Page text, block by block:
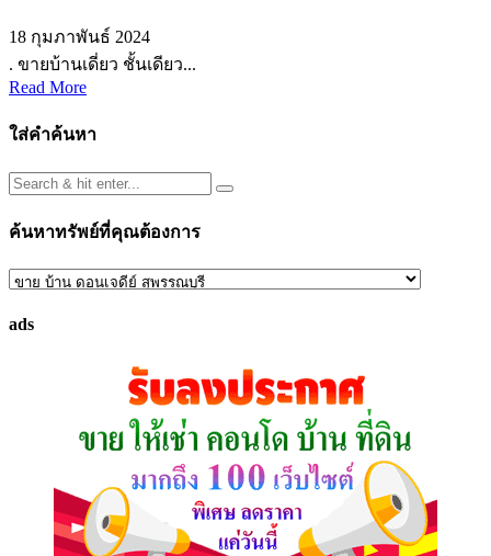
18 กุมภาพันธ์ 2024
. ขายบ้านเดี่ยว ชั้นเดียว...
Read More
ใส่คำค้นหา
ค้นหาทรัพย์ที่คุณต้องการ
ค้นหา
ที่
ads